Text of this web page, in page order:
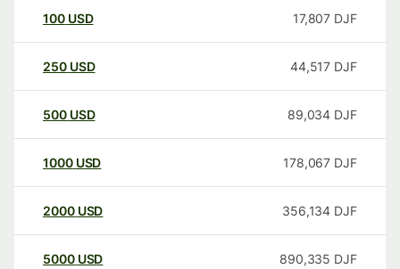
100 USD 17,807 DJF
250 USD 44,517 DJF
500 USD 89,034 DJF
1000 USD 178,067 DJF
2000 USD 356,134 DJF
5000 USD 890,335 DJF